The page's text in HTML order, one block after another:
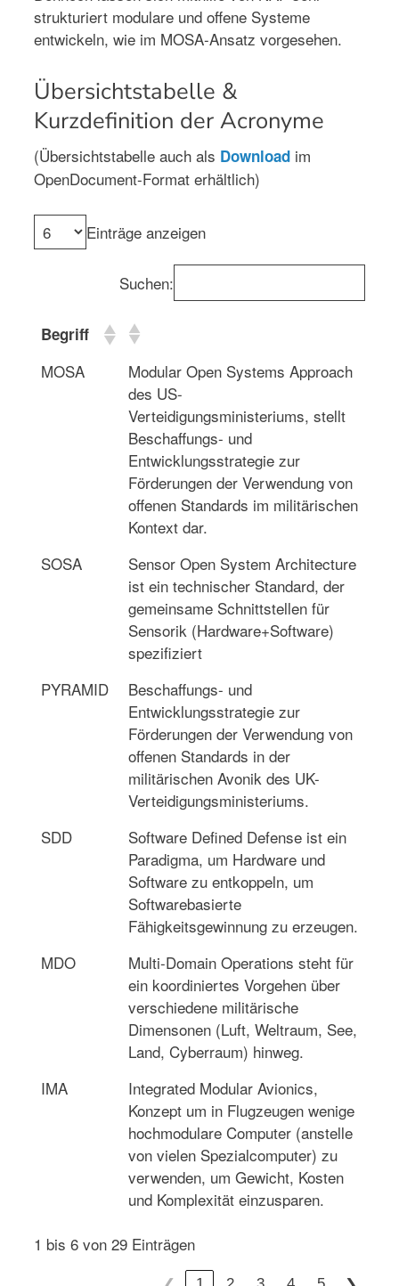
strukturiert modulare und offene Systeme
entwickeln, wie im MOSA-Ansatz vorgesehen.
Übersichtstabelle &
Kurzdefinition der Acronyme
(Übersichtstabelle auch als Download im
OpenDocument-Format erhältlich)
Einträge anzeigen
Suchen:
Begriff
MOSA
Modular Open Systems Approach
des US-
Verteidigungsministeriums, stellt
Beschaffungs- und
Entwicklungsstrategie zur
Förderungen der Verwendung von
offenen Standards im militärischen
Kontext dar.
SOSA
Sensor Open System Architecture
ist ein technischer Standard, der
gemeinsame Schnittstellen für
Sensorik (Hardware+Software)
spezifiziert
PYRAMID
Beschaffungs- und
Entwicklungsstrategie zur
Förderungen der Verwendung von
offenen Standards in der
militärischen Avonik des UK-
Verteidigungsministeriums.
SDD
Software Defined Defense ist ein
Paradigma, um Hardware und
Software zu entkoppeln, um
Softwarebasierte
Fähigkeitsgewinnung zu erzeugen.
MDO
Multi-Domain Operations steht für
ein koordiniertes Vorgehen über
verschiedene militärische
Dimensonen (Luft, Weltraum, See,
Land, Cyberraum) hinweg.
IMA
Integrated Modular Avionics,
Konzept um in Flugzeugen wenige
hochmodulare Computer (anstelle
von vielen Spezialcomputer) zu
verwenden, um Gewicht, Kosten
und Komplexität einzusparen.
1 bis 6 von 29 Einträgen